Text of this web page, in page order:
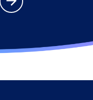
slide
carousel
Go to next slide